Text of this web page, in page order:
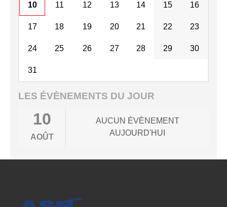
10 11 12 13 14 15 16
17 18 19 20 21 22 23
24 25 26 27 28 29 30
31
LES ÉVÈNEMENTS DU JOUR
10
AOÛT
AUCUN ÉVÈNEMENT
AUJOURD'HUI